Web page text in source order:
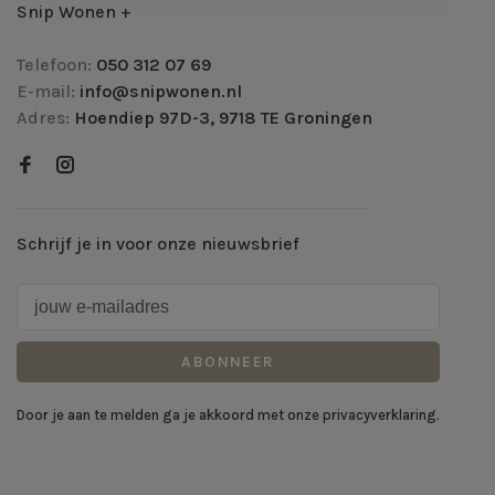
Snip Wonen +
Telefoon: 050 312 07 69
E-mail: info@snipwonen.nl
Adres: Hoendiep 97D-3, 9718 TE Groningen
Schrijf je in voor onze nieuwsbrief
ABONNEER
Door je aan te melden ga je akkoord met onze privacyverklaring.